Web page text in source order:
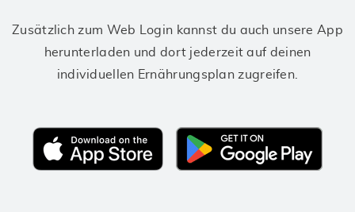
Zusätzlich zum Web Login kannst du auch unsere App
herunterladen und dort jederzeit auf deinen
individuellen Ernährungsplan zugreifen.